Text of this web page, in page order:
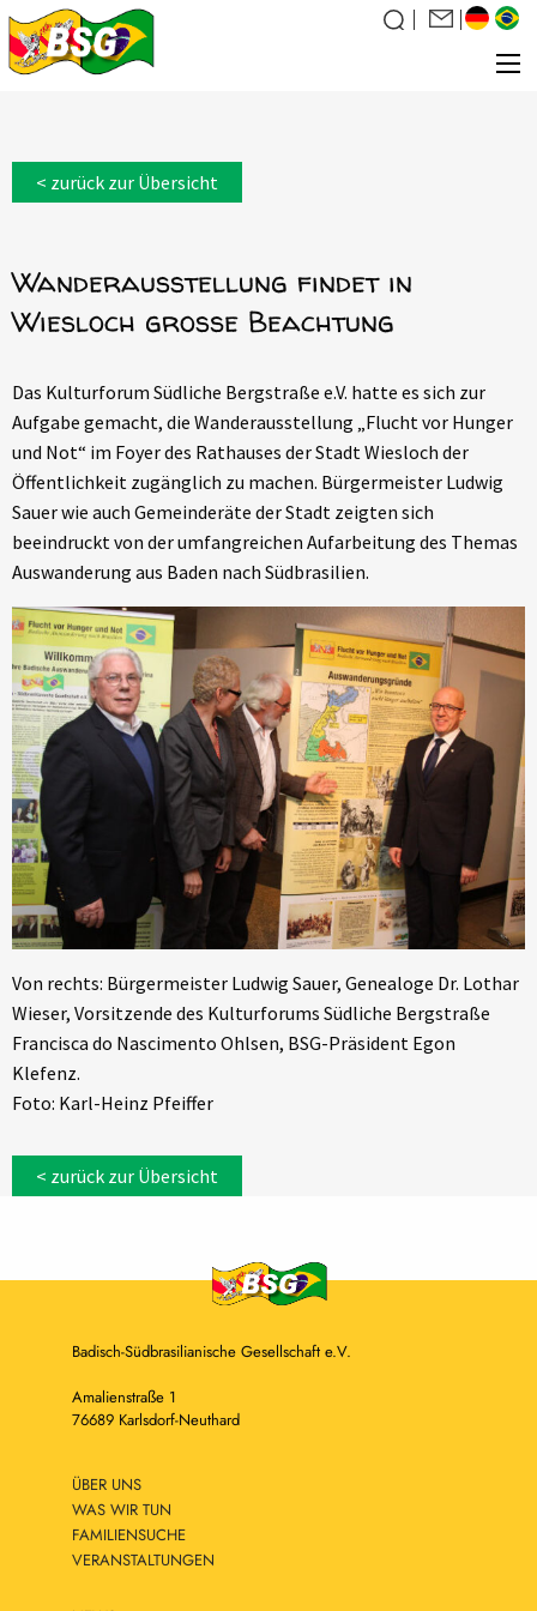
Was wir tun
Veranstaltungen
Galerie
Kontakt
Mitglied werden
< zurück zur Übersicht
Wanderausstellung findet in
Wiesloch große Beachtung
Das Kulturforum Südliche Bergstraße e.V. hatte es sich zur
Aufgabe gemacht, die Wanderausstellung „Flucht vor Hunger
und Not“ im Foyer des Rathauses der Stadt Wiesloch der
Öffentlichkeit zugänglich zu machen. Bürgermeister Ludwig
Sauer wie auch Gemeinderäte der Stadt zeigten sich
beeindruckt von der umfangreichen Aufarbeitung des Themas
Auswanderung aus Baden nach Südbrasilien.
Von rechts: Bürgermeister Ludwig Sauer, Genealoge Dr. Lothar
Wieser, Vorsitzende des Kulturforums Südliche Bergstraße
Francisca do Nascimento Ohlsen, BSG-Präsident Egon
Klefenz.
Foto: Karl-Heinz Pfeiffer
< zurück zur Übersicht
Badisch-Südbrasilianische Gesellschaft e.V.
Amalienstraße 1
76689 Karlsdorf-Neuthard
ÜBER UNS
WAS WIR TUN
FAMILIENSUCHE
VERANSTALTUNGEN